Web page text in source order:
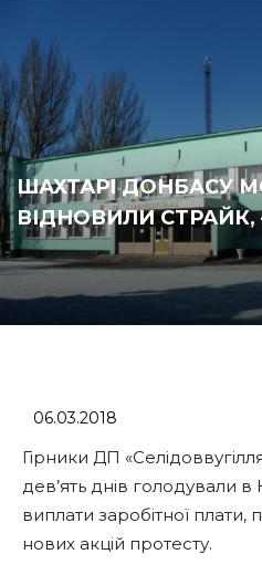
ШАХТАРІ ДОНБАСУ
ВІДНОВИЛИ
06.03.2018
Гірники ДП
дев’ять днів голодували
виплати заробітної
нових акцій протесту.